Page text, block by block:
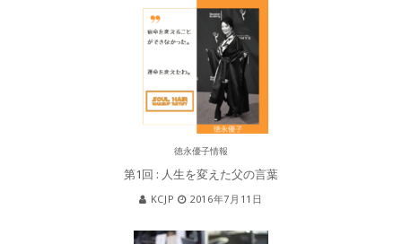
徳永優子情報
第1回 : 人生を変えた父の言葉
KCJP 2016年7月11日